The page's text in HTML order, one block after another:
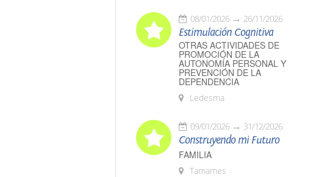
08/01/2026 26/11/2026
Estimulación Cognitiva
OTRAS ACTIVIDADES DE
PROMOCIÓN DE LA
AUTONOMÍA PERSONAL Y
PREVENCIÓN DE LA
DEPENDENCIA
Ledesma
09/01/2026 31/12/2026
Construyendo mi Futuro
FAMILIA
Tamames